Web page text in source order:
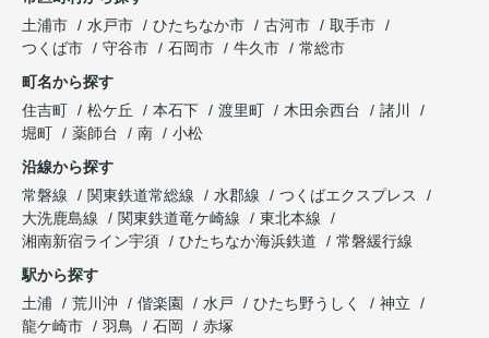
土浦市
水戸市 ひたちなか市 古河市
取手市
つくば市
守谷市 石岡市 牛久市
常総市
町名から探す
住吉町
松ケ丘 本石下 渡里町 木田余西台
諸川
堀町
薬師台 南
小松
沿線から探す
常磐線
関東鉄道常総線 水郡線
つくばエクスプレス
大洗鹿島線
関東鉄道竜ケ崎線
東北本線
湘南新宿ライン宇須
ひたちなか海浜鉄道
常磐緩行線
駅から探す
土浦
荒川沖 偕楽園 水戸 ひたち野うしく
神立
龍ケ崎市
羽鳥 石岡 赤塚